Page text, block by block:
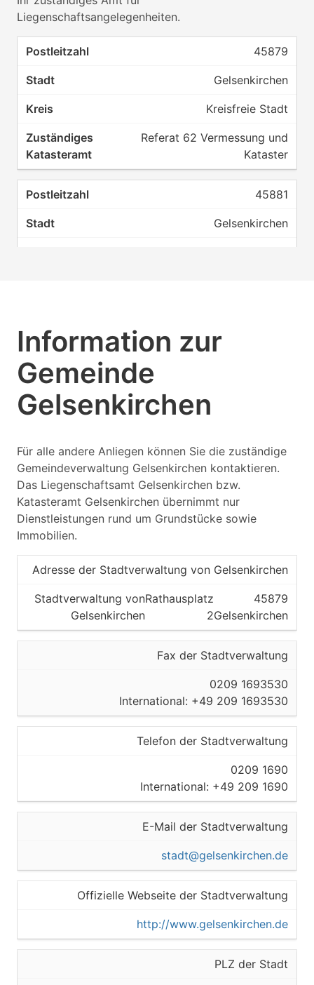
Liegenschaftsangelegenheiten.
45879
Gelsenkirchen
Kreisfreie Stadt
Referat 62 Vermessung und
Kataster
45881
Gelsenkirchen
Gelsenkirchen
Referat 62 Vermessung und
45886
Gelsenkirchen
Kreisfreie Stadt
Referat 62 Vermessung und
Kataster
45888
Gelsenkirchen
Kreisfreie Stadt
Referat 62 Vermessung und
Kataster
Gelsenkirchen
Kreisfreie Stadt
Information zur
Gemeinde
Gelsenkirchen
Für alle andere Anliegen können Sie die zuständige
Gemeindeverwaltung Gelsenkirchen kontaktieren.
Das Liegenschaftsamt Gelsenkirchen bzw.
Katasteramt Gelsenkirchen übernimmt nur
Dienstleistungen rund um Grundstücke sowie
Immobilien.
Adresse der Stadtverwaltung von Gelsenkirchen
Stadtverwaltung von
Gelsenkirchen
Rathausplatz
2
45879
Gelsenkirchen
Fax der Stadtverwaltung
0209 1693530
International: +49 209 1693530
Telefon der Stadtverwaltung
0209 1690
International: +49 209 1690
E-Mail der Stadtverwaltung
stadt@gelsenkirchen.de
Offizielle Webseite der Stadtverwaltung
http://www.gelsenkirchen.de
PLZ der Stadt